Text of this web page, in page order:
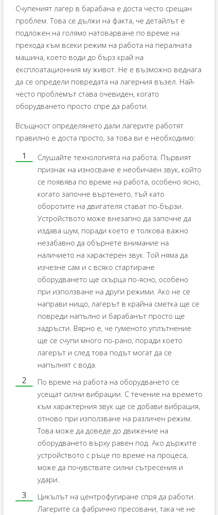
Счупеният лагер в барабана е доста често срещан
проблем. Това се дължи на факта, че детайлът е
подложен на голямо натоварване по време на
прехода към всеки режим на работа на пералната
машина, което води до бърз край на
експлоатационния му живот. Не е възможно веднага
да се определи повредата на лагерния възел. Най-
често проблемът става очевиден, когато
оборудването просто спре да работи.
Всъщност определянето дали лагерите работят
правилно е доста просто, за това ви е необходимо:
Слушайте технологията на работа. Първият
признак на износване е необичаен звук, който
се появява по време на работа, особено ясно,
когато започне въртенето, тъй като
оборотите на двигателя стават по-бързи.
Устройството може внезапно да започне да
издава шум, поради което е толкова важно
незабавно да обърнете внимание на
наличието на характерен звук. Той няма да
изчезне сам и с всяко стартиране
оборудването ще скърца по-ясно, особено
при използване на други режими. Ако не се
направи нищо, лагерът в крайна сметка ще се
повреди напълно и барабанът просто ще
задръсти. Вярно е, че гуменото уплътнение
ще се счупи много по-рано, поради което
лагерът и след това подът могат да се
напълнят с вода.
По време на работа на оборудването се
усещат силни вибрации. С течение на времето
към характерния звук ще се добави вибрация,
отново при използване на различен режим.
Това може да доведе до движение на
оборудването върху равен под. Ако държите
устройството с ръце по време на процеса,
може да почувствате силни сътресения и
удари.
Цикълът на центрофугиране спря да работи.
Лагерите са фабрично пресовани, така че не